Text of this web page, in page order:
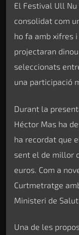
El Festival Ull
consolidat com
ho fa amb xifres i
projectaran
seleccionats
una participació
Durant la
Héctor Mas ha
ha recordat que
sent el de millor
euros. Com a
Curtmetratge
Ministeri de Salut.
Una de les